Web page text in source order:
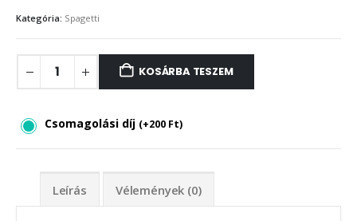
Kategória: Spagetti
KOSÁRBA TESZEM
Csomagolási díj (+200 Ft)
Leírás Vélemények (0)